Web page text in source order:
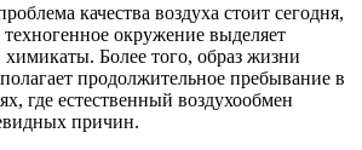
качества воздуха стоит сегодня,
техногенное окружение выделяет
Более того, образ жизни
продолжительное пребывание в
где естественный воздухообмен
причин.